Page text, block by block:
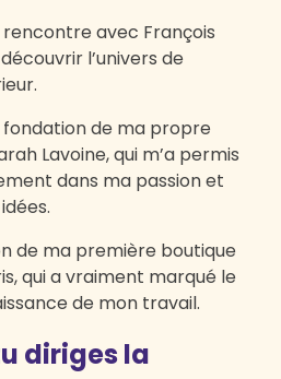
avec François
l’univers de
fondation de ma propre
Lavoine, qui m’a permis
dans ma passion et
de ma première boutique
qui a vraiment marqué le
de mon travail.
diriges la